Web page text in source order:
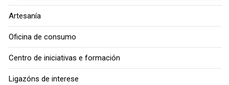
Artesanía
Oficina de consumo
Centro de iniciativas e formación
Ligazóns de interese